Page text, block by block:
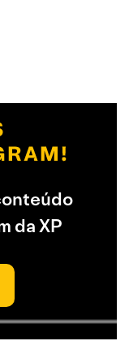
da XP